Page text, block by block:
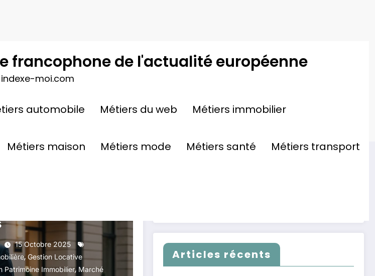
francophone de l'actualité européenne
indexe-moi.com
automobile Métiers du web Métiers immobilier
Métiers maison Métiers mode Métiers santé Métiers transport
Accueil gestion patrimoine immobilier
15 Octobre 2025
, Gestion Locative
Patrimoine Immobilier, Marché
Articles récents